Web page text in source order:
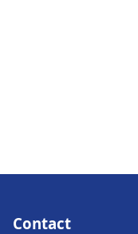
Contact